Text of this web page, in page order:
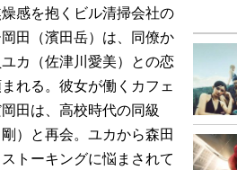
感を抱くビル清掃会社の
田（濱田岳）は、同僚か
カ（佐津川愛美）との恋
れる。彼女が働くカフェ
田は、高校時代の同級
）と再会。ユカから森田
トーキングに悩まされて